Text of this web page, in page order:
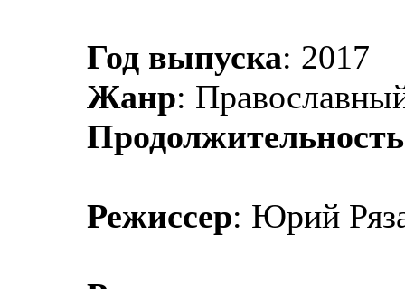
Год выпуска: 2017
Жанр:
Продолжительность
Режиссер: Юрий